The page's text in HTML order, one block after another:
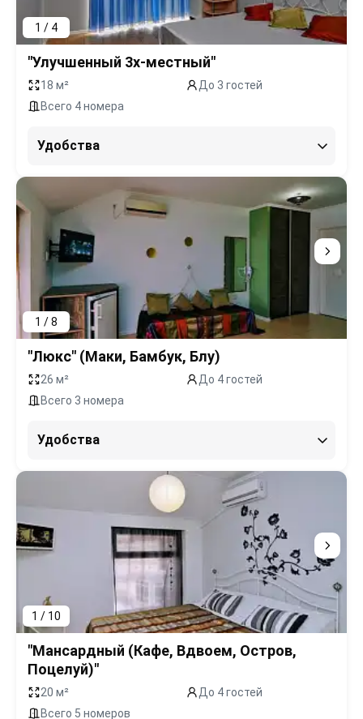
1 / 4
"Улучшенный 3х-местный"
18 м²
До 3 гостей
Всего 4 номера
Удобства
1 / 8
"Люкс" (Маки, Бамбук, Блу)
26 м²
До 4 гостей
Всего 3 номера
Удобства
1 / 10
"Мансардный (Кафе, Вдвоем, Остров,
Поцелуй)"
20 м²
До 4 гостей
Всего 5 номеров